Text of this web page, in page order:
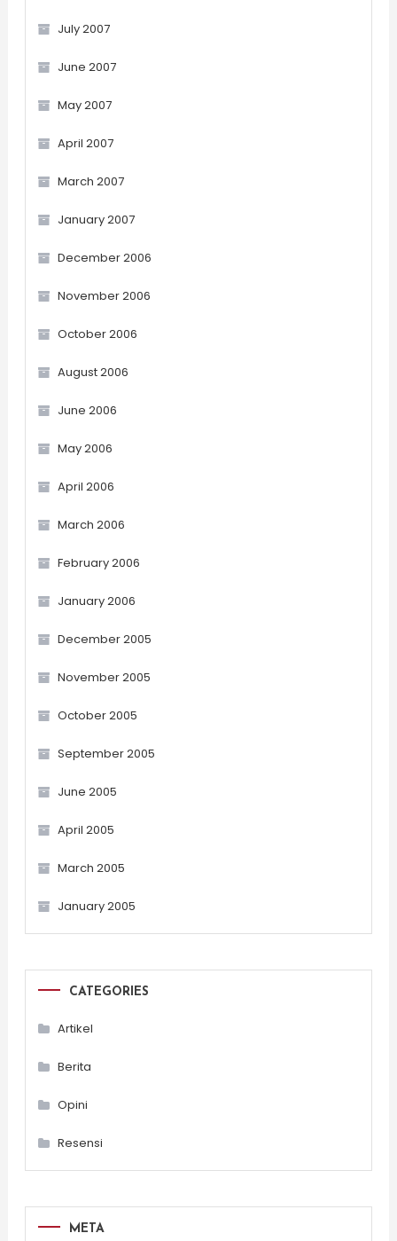
July 2007
June 2007
May 2007
April 2007
March 2007
January 2007
December 2006
November 2006
October 2006
August 2006
June 2006
May 2006
April 2006
March 2006
February 2006
January 2006
December 2005
November 2005
October 2005
September 2005
June 2005
April 2005
March 2005
January 2005
CATEGORIES
Artikel
Berita
Opini
Resensi
META